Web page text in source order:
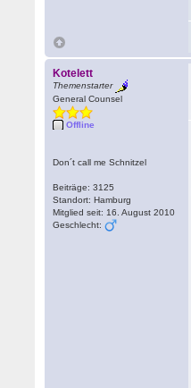
Kotelett
Themenstarter
General Counsel
Offline
Don´t call me Schnitzel
Beiträge: 3125
Standort: Hamburg
Mitglied seit: 16. August 2010
Geschlecht: